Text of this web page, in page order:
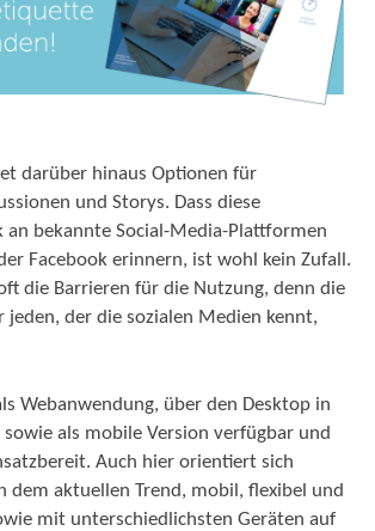
darüber hinaus Optionen für
und Storys. Dass diese
an bekannte Social-Media-Plattformen
Facebook erinnern, ist wohl kein Zufall.
die Barrieren für die Nutzung, denn die
jeden, der die sozialen Medien kennt,
Webanwendung, über den Desktop in
sowie als mobile Version verfügbar und
Auch hier orientiert sich
dem aktuellen Trend, mobil, flexibel und
mit unterschiedlichsten Geräten auf